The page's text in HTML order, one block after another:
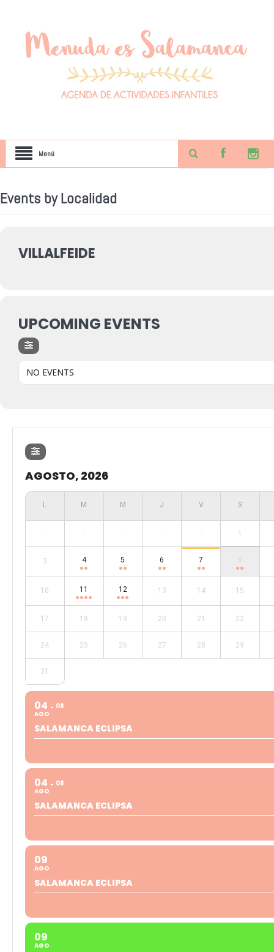
Menú
Events by Localidad
VILLALFEIDE
UPCOMING EVENTS
NO EVENTS
AGOSTO, 2026
- - - - - 1
3 4 5 6 7 8
10 11 12 13 14 15
17 18 19 20 21 22
24 25 26 27 28 29
31
04
AGO
08
SALAMANCA ECLIPSA
04
AGO
08
SALAMANCA ECLIPSA
09
AGO
SALAMANCA ECLIPSA
09
AGO